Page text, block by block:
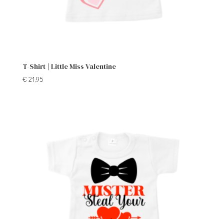
T-Shirt | Little Miss Valentine
€ 21,95